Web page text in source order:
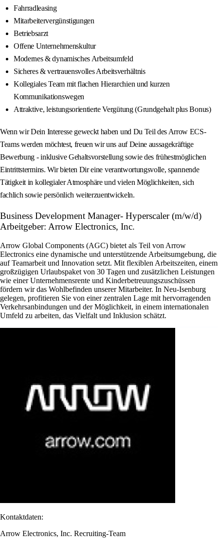
Fahrradleasing
Mitarbeitervergünstigungen
Betriebsarzt
Offene Unternehmenskultur
Modernes & dynamisches Arbeitsumfeld
Sicheres & vertrauensvolles Arbeitsverhältnis
Kollegiales Team mit flachen Hierarchien und kurzen
Kommunikationswegen
Attraktive, leistungsorientierte Vergütung (Grundgehalt plus Bonus)
Wenn wir Dein Interesse geweckt haben und Du Teil des Arrow ECS-
Teams werden möchtest, freuen wir uns auf Deine aussagekräftige
Bewerbung - inklusive Gehaltsvorstellung sowie des frühestmöglichen
Eintrittstermins. Wir bieten Dir eine verantwortungsvolle, spannende
Tätigkeit in kollegialer Atmosphäre und vielen Möglichkeiten, sich
fachlich sowie persönlich weiterzuentwickeln.
Business Development Manager- Hyperscaler (m/w/d)
Arbeitgeber: Arrow Electronics, Inc.
Arrow Global Components (AGC) bietet als Teil von Arrow
Electronics eine dynamische und unterstützende Arbeitsumgebung, die
auf Teamarbeit und Innovation setzt. Mit flexiblen Arbeitszeiten, einem
großzügigen Urlaubspaket von 30 Tagen und zusätzlichen Leistungen
wie einer Unternehmensrente und Kinderbetreuungszuschüssen
fördern wir das Wohlbefinden unserer Mitarbeiter. In Neu-Isenburg
gelegen, profitieren Sie von einer zentralen Lage mit hervorragenden
Verkehrsanbindungen und der Möglichkeit, in einem internationalen
Umfeld zu arbeiten, das Vielfalt und Inklusion schätzt.
Kontaktdaten:
Arrow Electronics, Inc. Recruiting-Team